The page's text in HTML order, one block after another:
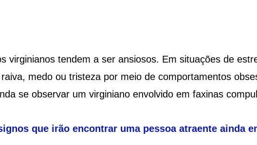
virginianos tendem a ser ansiosos. Em situações de
medo ou tristeza por meio de comportamentos
se observar um virginiano envolvido em faxinas
que irão encontrar uma pessoa atraente ainda